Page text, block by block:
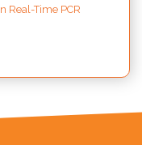
Real-Time PCR